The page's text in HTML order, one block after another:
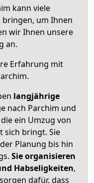
kann viele
um Ihnen
wir Ihnen unsere
an.
Erfahrung mit
.
langjährige
nach Parchim und
ein Umzug von
sich bringt. Sie
Planung bis hin
Sie organisieren
Habseligkeiten,
dafür, dass